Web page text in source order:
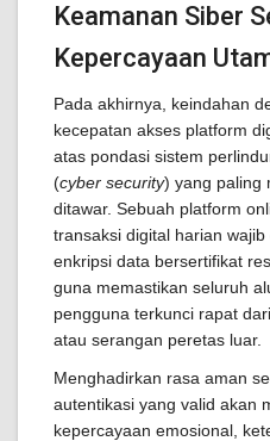
Keamanan Siber
Kepercayaan
Pada akhirnya, keindahan
kecepatan akses platform
atas pondasi sistem
(cyber security) yang paling
ditawar. Sebuah platform
transaksi digital harian
enkripsi data bersertifikat
guna memastikan seluruh
pengguna terkunci rapat
atau serangan peretas luar.
Menghadirkan rasa aman
autentikasi yang valid akan
kepercayaan emosional,